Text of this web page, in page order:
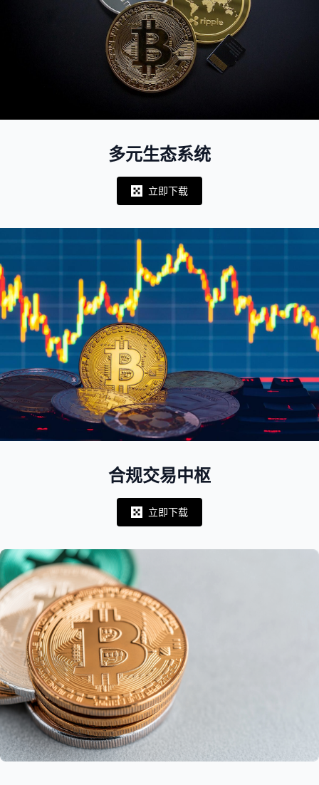
多元生态系统
Notifications
立即下载
合规交易中枢
Notifications
立即下载